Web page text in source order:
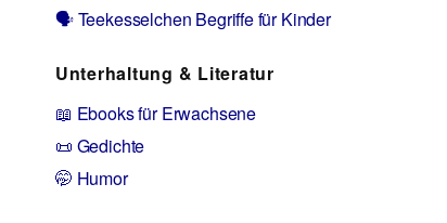
🗣️ Teekesselchen Begriffe für Kinder
Unterhaltung & Literatur
📖 Ebooks für Erwachsene
📜 Gedichte
🤭 Humor